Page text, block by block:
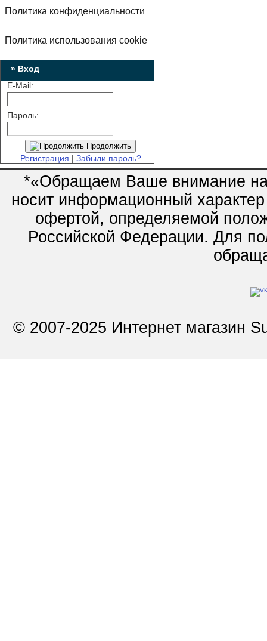
Политика конфиденциальности
Политика использования cookie
» Вход
E-Mail:
Пароль:
Продолжить
Регистрация | Забыли пароль?
*«Обращаем Ваше внимание на
носит информационный
офертой, определяемой
Российской Федерации. Для
© 2007-2025 Интернет магазин